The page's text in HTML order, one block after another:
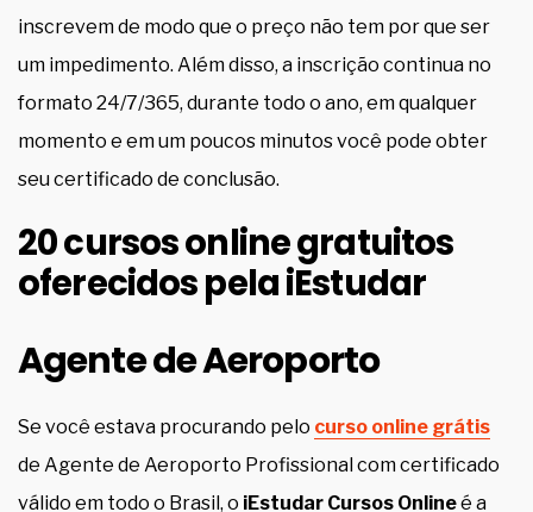
inscrevem de modo que o preço não tem por que ser
um impedimento. Além disso, a inscrição continua no
formato 24/7/365, durante todo o ano, em qualquer
momento e em um poucos minutos você pode obter
seu certificado de conclusão.
20 cursos online gratuitos
oferecidos pela iEstudar
Agente de Aeroporto
Se você estava procurando pelo curso online grátis
de Agente de Aeroporto Profissional com certificado
válido em todo o Brasil, o iEstudar Cursos Onlineé a